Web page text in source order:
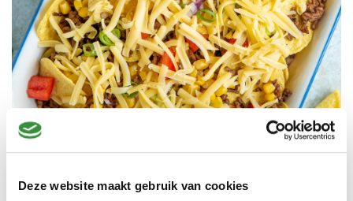
Deze website maakt gebruik van cookies